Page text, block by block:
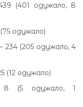
(401 одужало, 8
одужало)
234 (205 одужало, 4
(12 одужало)
8 (5 одужало, 1